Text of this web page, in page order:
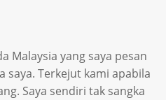
Malaysia yang saya pesan
saya. Terkejut kami apabila
Saya sendiri tak sangka